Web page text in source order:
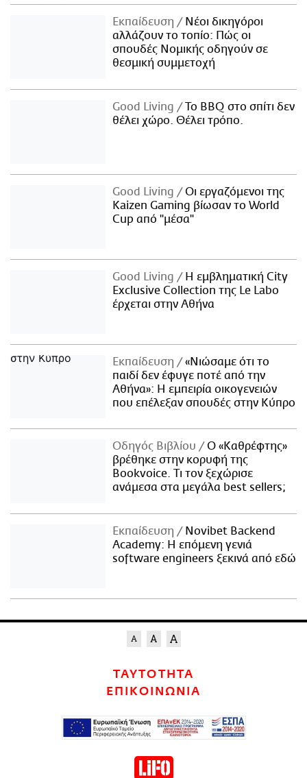
Εκπαίδευση
Νέοι δικηγόροι
αλλάζουν το τοπίο: Πώς οι
σπουδές Νομικής οδηγούν σε
θεσμική συμμετοχή
Good Living
Το BBQ στο σπίτι δεν
θέλει χώρο. Θέλει τρόπο.
Good Living
Οι εργαζόμενοι της
Kaizen Gaming βίωσαν το World
Cup από "μέσα"
Good Living
Η εμβληματική City
Exclusive Collection της Le Labo
έρχεται στην Αθήνα
Εκπαίδευση
«Νιώσαμε ότι το
παιδί δεν έφυγε ποτέ από την
Αθήνα»: Η εμπειρία οικογενειών
που επέλεξαν σπουδές στην Κύπρο
Οδηγός Βιβλίου
Ο «Καθρέφτης»
βρέθηκε στην κορυφή της
Bookvoice. Τι τον ξεχώρισε
ανάμεσα στα μεγάλα best sellers;
Εκπαίδευση
Novibet Backend
Academy: Η επόμενη γενιά
software engineers ξεκινά από εδώ
ΤΑΥΤΟΤΗΤΑ
ΕΠΙΚΟΙΝΩΝΙΑ